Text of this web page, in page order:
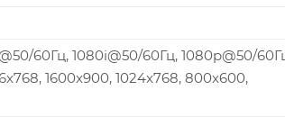
60Гц, 1080i@50/60Гц, 1080p@50/
1600x900, 1024x768, 800x600,